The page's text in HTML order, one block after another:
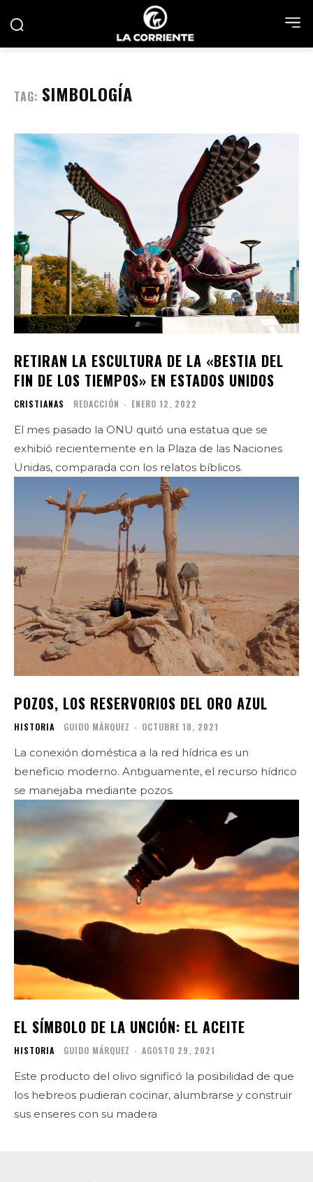
TAG: SIMBOLOGÍA
RETIRAN LA ESCULTURA DE LA «BESTIA DEL
FIN DE LOS TIEMPOS» EN ESTADOS UNIDOS
CRISTIANAS REDACCIÓN - ENERO 12, 2022
El mes pasado la ONU quitó una estatua que se
exhibió recientemente en la Plaza de las Naciones
Unidas, comparada con los relatos bíblicos.
POZOS, LOS RESERVORIOS DEL ORO AZUL
HISTORIA GUIDO MÁRQUEZ - OCTUBRE 10, 2021
La conexión doméstica a la red hídrica es un
beneficio moderno. Antiguamente, el recurso hídrico
se manejaba mediante pozos.
EL SÍMBOLO DE LA UNCIÓN: EL ACEITE
HISTORIA GUIDO MÁRQUEZ - AGOSTO 29, 2021
Este producto del olivo significó la posibilidad de que
los hebreos pudieran cocinar, alumbrarse y construir
sus enseres con su madera